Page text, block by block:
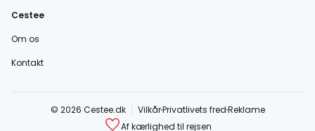
Cestee
Om os
Kontakt
© 2026 Cestee.dk VilkårPrivatlivets fredReklame
Af kærlighed til rejsen